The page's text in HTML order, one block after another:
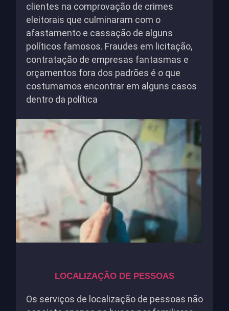
clientes na comprovação de crimes
eleitorais que culminaram com o
afastamento e cassação de alguns
políticos famosos. Fraudes em licitação,
contratação de empresas fantasmas e
orçamentos fora dos padrões é o que
costumamos encontrar em alguns casos
dentro da política
LOCALIZAÇÃO DE PESSOAS
Os serviços de localização de pessoas não